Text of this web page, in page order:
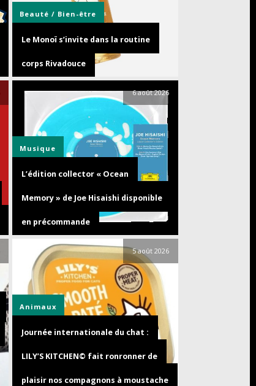
Beauté / Bien-être
Le Monoï s’invite dans la routine
corps Rivadouce
6 août 2026
Musique
L’édition collector « Ocean
Memory » de Joe Hisaishi disponible
en précommande
5 août 2026
Animaux
Journée internationale du chat :
LILY’S KITCHEN© fait ronronner de
plaisir nos compagnons à moustache